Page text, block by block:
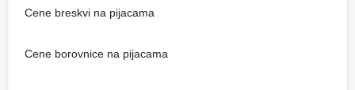
Cene breskvi na pijacama
Cene borovnice na pijacama